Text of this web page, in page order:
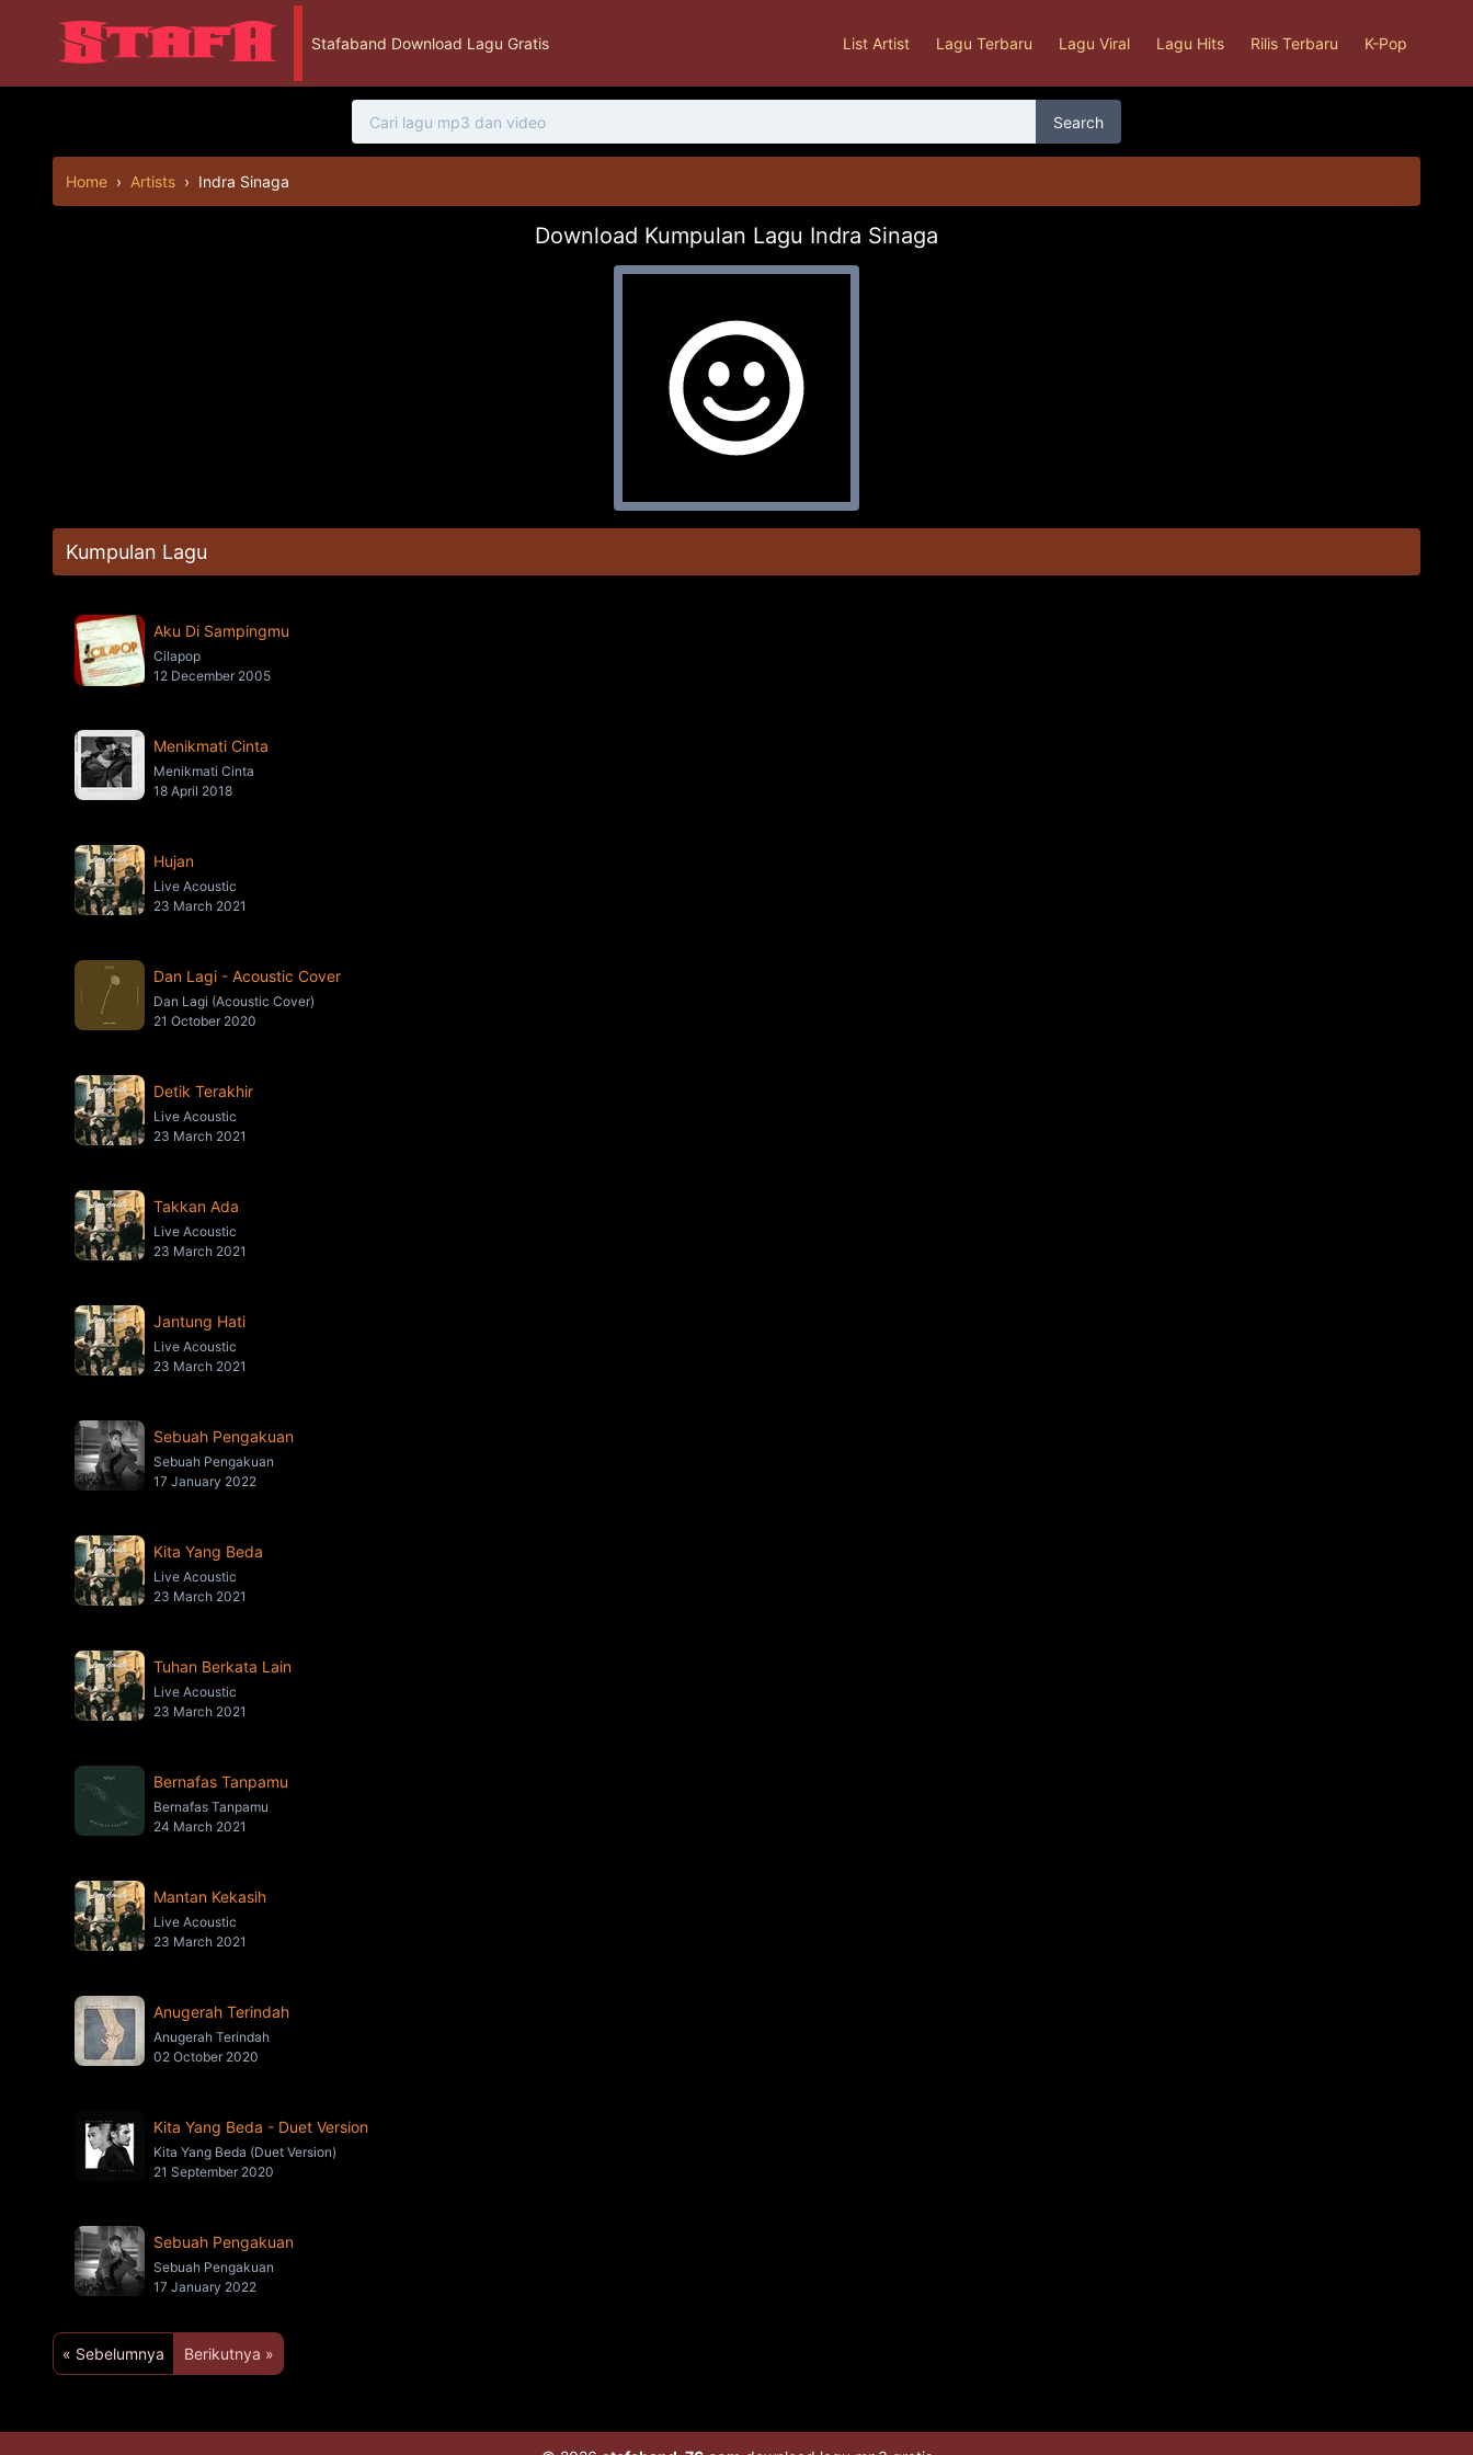
Stafaband Download Lagu Gratis List Artist Lagu Terbaru Lagu Viral Lagu Hits Rilis Terbaru K-Pop
Search
Home › Artists › Indra Sinaga
Download Kumpulan Lagu Indra Sinaga
Kumpulan Lagu
Aku Di Sampingmu
Cilapop
12 December 2005
Menikmati Cinta
Menikmati Cinta
18 April 2018
Hujan
Live Acoustic
23 March 2021
Dan Lagi - Acoustic Cover
Dan Lagi (Acoustic Cover)
21 October 2020
Detik Terakhir
Live Acoustic
23 March 2021
Takkan Ada
Live Acoustic
23 March 2021
Jantung Hati
Live Acoustic
23 March 2021
Sebuah Pengakuan
Sebuah Pengakuan
17 January 2022
Kita Yang Beda
Live Acoustic
23 March 2021
Tuhan Berkata Lain
Live Acoustic
23 March 2021
Bernafas Tanpamu
Bernafas Tanpamu
24 March 2021
Mantan Kekasih
Live Acoustic
23 March 2021
Anugerah Terindah
Anugerah Terindah
02 October 2020
Kita Yang Beda - Duet Version
Kita Yang Beda (Duet Version)
21 September 2020
Sebuah Pengakuan
Sebuah Pengakuan
17 January 2022
« Sebelumnya Berikutnya »